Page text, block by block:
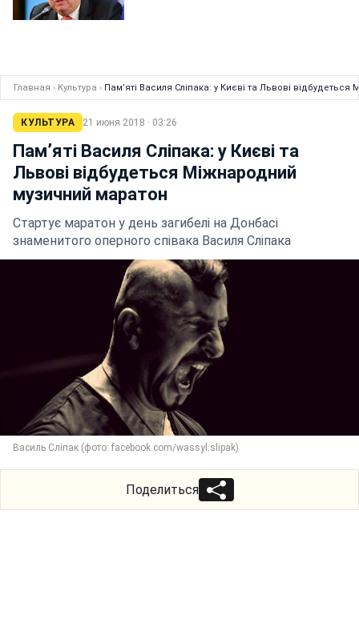
Главная › Культура › Пам’яті Василя Сліпака: у Києві та Львові
КУЛЬТУРА 21 июня 2018 · 03:26
Пам’яті Василя Сліпака: у Києві та
Львові відбудеться Міжнародний
музичний маратон
Стартує маратон у день загибелі на Донбасі
знаменитого оперного співака Василя Сліпака
Василь Сліпак (фото: facebook.com/wassyl.slipak)
Поделиться